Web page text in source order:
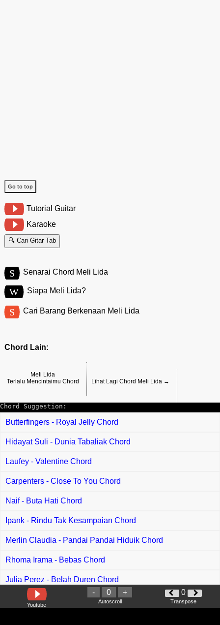
Go to top
Tutorial Guitar
Karaoke
🔍 Cari Gitar Tab
S Senarai Chord Meli Lida
W Siapa Meli Lida?
S Cari Barang Berkenaan Meli Lida
Chord Lain:
Meli Lida
Terlalu Mencintaimu Chord
Lihat Lagi Chord Meli Lida →
Chord Suggestion:
Butterfingers - Royal Jelly Chord
Hidayat Suli - Dunia Tabaliak Chord
Laufey - Valentine Chord
Carpenters - Close To You Chord
Naif - Buta Hati Chord
Ipank - Rindu Tak Kesampaian Chord
Merlin Claudia - Pandai Pandai Hiduik Chord
Rhoma Irama - Bebas Chord
Julia Perez - Belah Duren Chord
Jamal Abdillah - Perpisahan Tanpa Relamu Chord
Youtube
- 0 +
Autoscroll
0
Transpose